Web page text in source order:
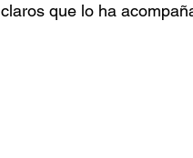
claros que lo ha